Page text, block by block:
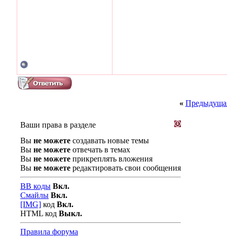
«
Ваши права в разделе
Вы не можете создавать новые темы
Вы не можете отвечать в темах
Вы не можете прикреплять вложения
Вы не можете редактировать свои сообщения
BB коды Вкл.
Смайлы Вкл.
[IMG] код Вкл.
HTML код Выкл.
Правила форума